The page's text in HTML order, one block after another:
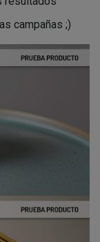
campañas ;)